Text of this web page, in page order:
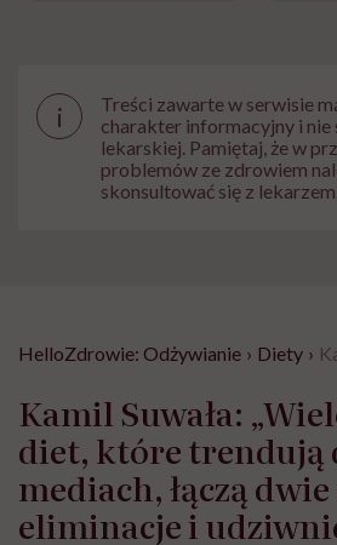
i
Treści zawarte w serwisie
charakter informacyjny i
lekarskiej. Pamiętaj, że w
problemów ze zdrowiem
skonsultować się z lekarzem.
HelloZdrowie: Odżywianie › Diety ›
Kamil Suwała:
diet, które trendują
mediach, łączą
eliminacje i